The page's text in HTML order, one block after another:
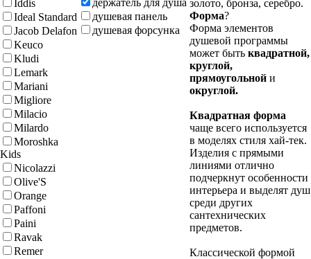
Iddis
Ideal Standard
Jacob Delafon
Keuco
Kludi
Lemark
Mariani
Migliore
Milacio
Milardo
Moroshka
Kids
Nicolazzi
Olive'S
Orange
Paffoni
Paini
Ravak
Remer
душевая панель
душевая форсунка
золото, бронза, серебро.
Форма?
Форма элементов
душевой программы
может быть квадратной,
круглой,
прямоугольной и
округлой.
Квадратная форма
чаще всего используется
в моделях стиля хай-тек.
Изделия с прямыми
линиями отлично
подчеркнут особенности
интерьера и выделят душ
среди других
сантехнических
предметов.
Классической формой